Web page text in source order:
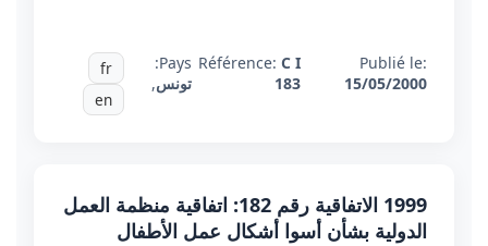
Publié le:
15/05/2000
Référence: C I
183
Pays:
تونس,
fr
en
1999 الاتفاقية رقم 182: اتفاقية منظمة العمل
الدولية بشأن أسوا أشكال عمل الأطفال